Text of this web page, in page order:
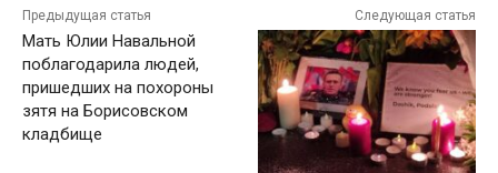
Предыдущая статья
Мать Юлии Навальной
поблагодарила людей,
пришедших на похороны
зятя на Борисовском
кладбище
Следующая статья